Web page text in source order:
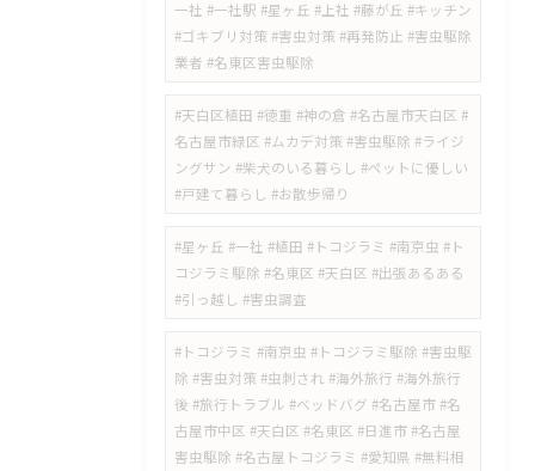
一社 #一社駅 #星ヶ丘 #上社 #藤が丘 #キッチン
#ゴキブリ対策 #害虫対策 #再発防止 #害虫駆除
業者 #名東区害虫駆除
#天白区植田 #徳重 #神の倉 #名古屋市天白区 #
名古屋市緑区 #ムカデ対策 #害虫駆除 #ライジ
ングサン #柴犬のいる暮らし #ペットに優しい
#戸建て暮らし #お散歩帰り
#星ヶ丘 #一社 #植田 #トコジラミ #南京虫 #ト
コジラミ駆除 #名東区 #天白区 #出張あるある
#引っ越し #害虫調査
#トコジラミ #南京虫 #トコジラミ駆除 #害虫駆
除 #害虫対策 #虫刺され #海外旅行 #海外旅行
後 #旅行トラブル #ベッドバグ #名古屋市 #名
古屋市中区 #天白区 #名東区 #日進市 #名古屋
害虫駆除 #名古屋トコジラミ #愛知県 #無料相